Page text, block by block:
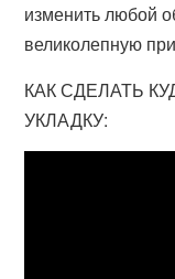
изменить любой
великолепную
КАК СДЕЛАТЬ
УКЛАДКУ: